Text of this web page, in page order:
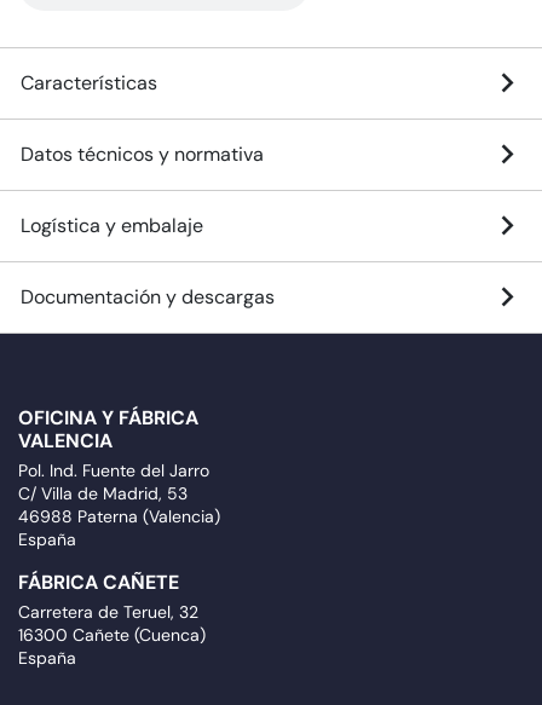
Características
Datos técnicos y normativa
Logística y embalaje
Documentación y descargas
OFICINA Y FÁBRICA
VALENCIA
Pol. Ind. Fuente del Jarro
C/ Villa de Madrid, 53
46988 Paterna (Valencia)
España
FÁBRICA CAÑETE
Carretera de Teruel, 32
16300 Cañete (Cuenca)
España